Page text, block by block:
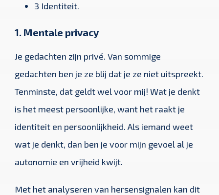
3 Identiteit.
1. Mentale privacy
Je gedachten zijn privé. Van sommige
gedachten ben je ze blij dat je ze niet uitspreekt.
Tenminste, dat geldt wel voor mij! Wat je denkt
is het meest persoonlijke, want het raakt je
identiteit en persoonlijkheid. Als iemand weet
wat je denkt, dan ben je voor mijn gevoel al je
autonomie en vrijheid kwijt.
Met het analyseren van hersensignalen kan dit